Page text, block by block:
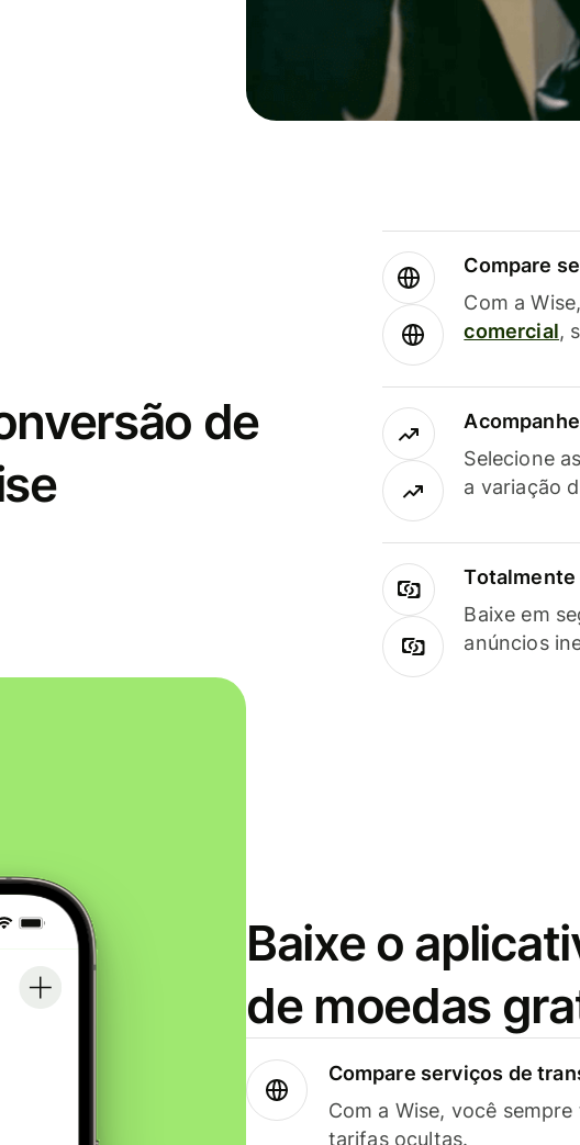
de
Compare
Com a
comercial,
Selecione
a variação
Baixe em
anúncios
Baixe o
de moedas
Compare serviços de
Com a Wise, você
tarifas ocultas.